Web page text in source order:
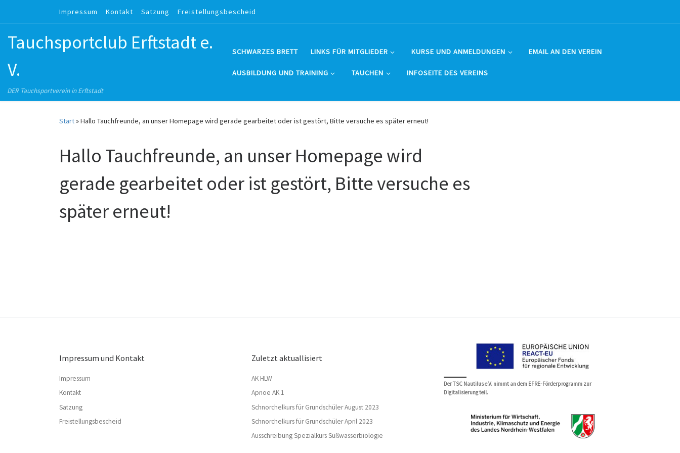
Zum Inhalt springenImpressum Kontakt Satzung Freistellungsbescheid
Tauchsportclub Erftstadt e.
V.
DER Tauchsportverein in Erftstadt
SCHWARZES BRETT LINKS FÜR MITGLIEDER KURSE UND ANMELDUNGEN EMAIL AN DEN VEREIN
AUSBILDUNG UND TRAINING TAUCHEN INFOSEITE DES VEREINS
Start»Hallo Tauchfreunde, an unser Homepage wird gerade gearbeitet oder ist gestört, Bitte versuche es später erneut!
Hallo Tauchfreunde, an unser Homepage wird
gerade gearbeitet oder ist gestört, Bitte versuche es
später erneut!
Impressum und Kontakt
Impressum
Kontakt
Satzung
Freistellungsbescheid
Zuletzt aktuallisiert
AK HLW
Apnoe AK 1
Schnorchelkurs für Grundschüler August 2023
Schnorchelkurs für Grundschüler April 2023
Ausschreibung Spezialkurs Süßwasserbiologie
Der TSC Nautilus e.V. nimmt an dem EFRE-Förderprogramm zur
Digitalisierung teil.